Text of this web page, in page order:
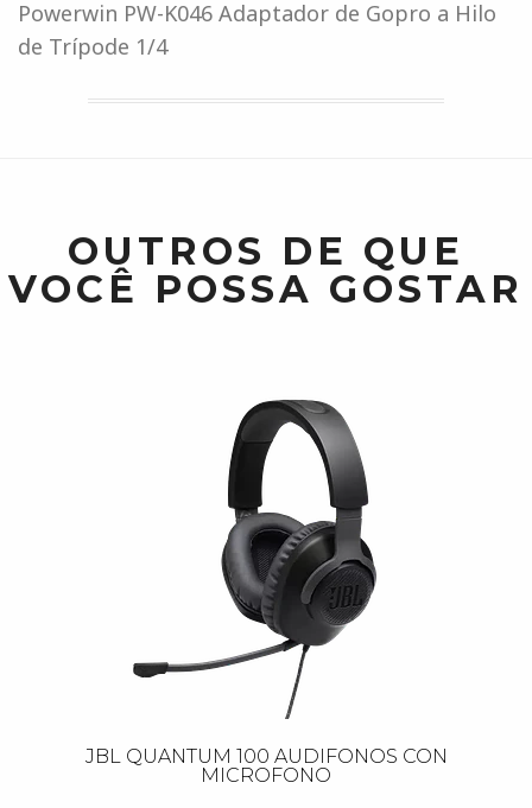
Powerwin PW-K046 Adaptador de Gopro a Hilo
de Trípode 1/4
OUTROS DE QUE
VOCÊ POSSA GOSTAR
JBL QUANTUM 100 AUDIFONOS CON
MICROFONO